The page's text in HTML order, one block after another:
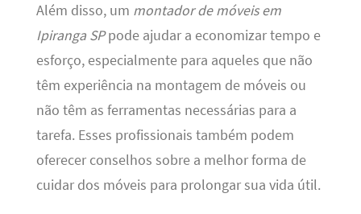
Além disso, um montador de móveis em
Ipiranga SPpode ajudar a economizar tempo e
esforço, especialmente para aqueles que não
têm experiência na montagem de móveis ou
não têm as ferramentas necessárias para a
tarefa. Esses profissionais também podem
oferecer conselhos sobre a melhor forma de
cuidar dos móveis para prolongar sua vida útil.